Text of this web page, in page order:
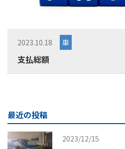
2023.10.18 車
支払総額
最近の投稿
2023/12/15